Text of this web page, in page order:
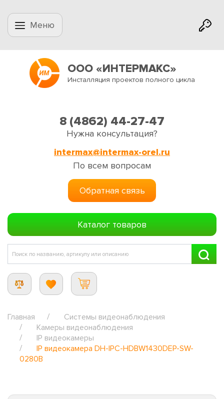
Меню
ООО «ИНТЕРМАКС»
Инсталляция проектов полного цикла
8 (4862) 44-27-47
Нужна консультация?
intermax@intermax-orel.ru
По всем вопросам
Обратная связь
Каталог товаров
Главная
Системы видеонаблюдения
Камеры видеонаблюдения
IP видеокамеры
IP видеокамера DH-IPC-HDBW1430DEP-SW-
0280B